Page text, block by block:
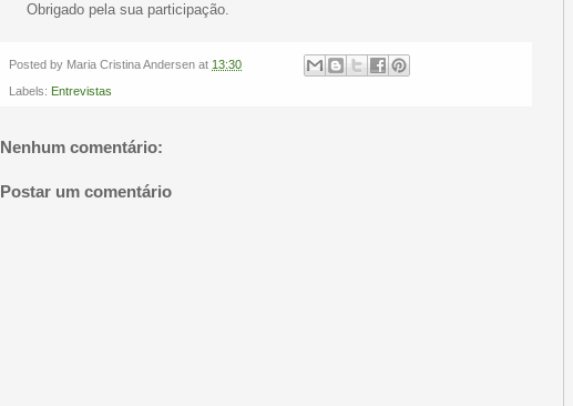
Obrigado pela sua participação.
Posted by Maria Cristina Andersen at 13:30
Labels: Entrevistas
Nenhum comentário:
Postar um comentário